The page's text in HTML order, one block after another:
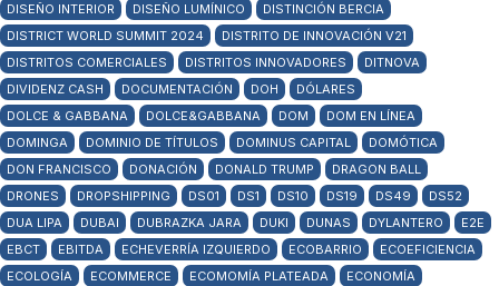
DISEÑO INTERIOR
DISEÑO LUMÍNICO
DISTINCIÓN BERCIA
DISTRICT WORLD SUMMIT 2024
DISTRITO DE INNOVACIÓN V21
DISTRITOS COMERCIALES
DISTRITOS INNOVADORES
DITNOVA
DIVIDENZ CASH
DOCUMENTACIÓN DOH
DÓLARES
DOLCE & GABBANA
DOLCE&GABBANA DOM
DOM EN LÍNEA
DOMINGA
DOMINIO DE TÍTULOS DOMINUS CAPITAL
DOMÓTICA
DON FRANCISCO
DONACIÓN DONALD TRUMP
DRAGON BALL
DRONES
DROPSHIPPING DS01 DS1 DS10 DS19 DS49
DS52
DUA LIPA
DUBAI DUBRAZKA JARA DUKI DUNAS DYLANTERO
E2E
EBCT
EBITDA ECHEVERRÍA IZQUIERDO ECOBARRIO
ECOEFICIENCIA
ECOLOGÍA
ECOMMERCE ECOMOMÍA PLATEADA
ECONOMÍA